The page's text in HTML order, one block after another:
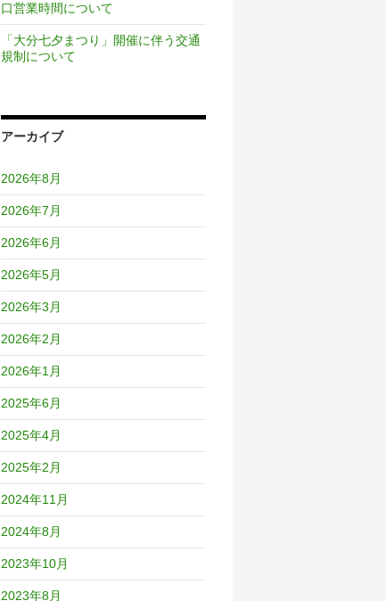
口営業時間について
「大分七夕まつり」開催に伴う交通
規制について
アーカイブ
2026年8月
2026年7月
2026年6月
2026年5月
2026年3月
2026年2月
2026年1月
2025年6月
2025年4月
2025年2月
2024年11月
2024年8月
2023年10月
2023年8月